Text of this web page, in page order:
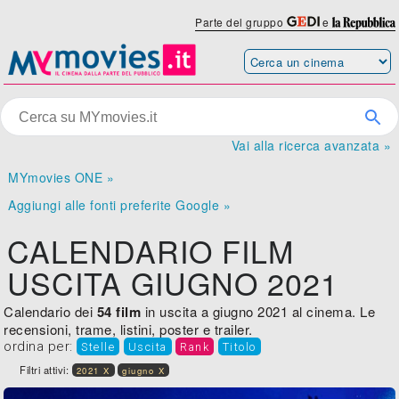
Parte del gruppo e
Vai alla ricerca avanzata »
MYmovies ONE »
Aggiungi alle fonti preferite Google »
CALENDARIO FILM
USCITA GIUGNO 2021
Calendario dei 54 film in uscita a giugno 2021 al cinema. Le
recensioni, trame, listini, poster e trailer.
ordina per: Stelle Uscita Rank Titolo
Filtri attivi: 2021 X giugno X